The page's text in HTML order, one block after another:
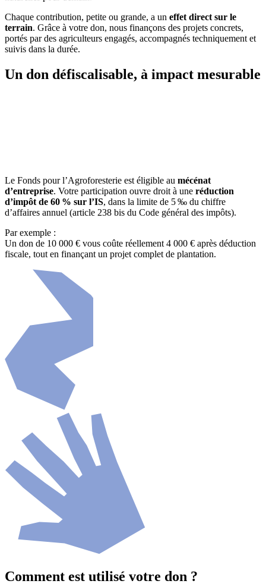
Chaque contribution, petite ou grande, a un effet direct sur le
terrain. Grâce à votre don, nous finançons des projets concrets,
portés par des agriculteurs engagés, accompagnés techniquement et
suivis dans la durée.
Un don défiscalisable, à impact mesurable
Le Fonds pour l’Agroforesterie est éligible au mécénat
d’entreprise. Votre participation ouvre droit à une réduction
d’impôt de 60 % sur l’IS, dans la limite de 5 ‰ du chiffre
d’affaires annuel (article 238 bis du Code général des impôts).
Par exemple :
Un don de 10 000 € vous coûte réellement 4 000 € après déduction
fiscale, tout en finançant un projet complet de plantation.
Comment est utilisé votre don ?